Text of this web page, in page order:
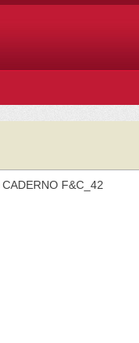
CADERNO F&C_42